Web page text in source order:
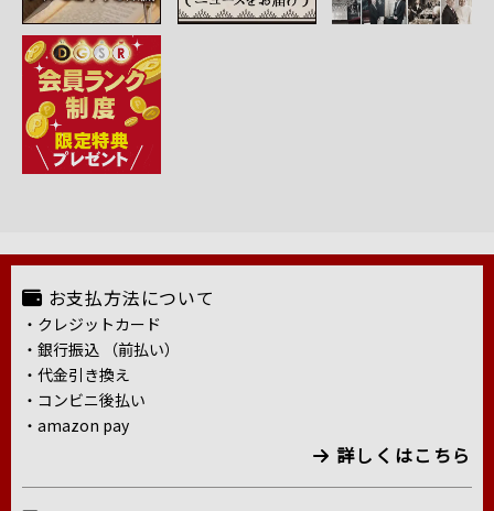
お支払方法について
・クレジットカード
・銀行振込 （前払い）
・代金引き換え
・コンビニ後払い
・amazon pay
詳しくはこちら